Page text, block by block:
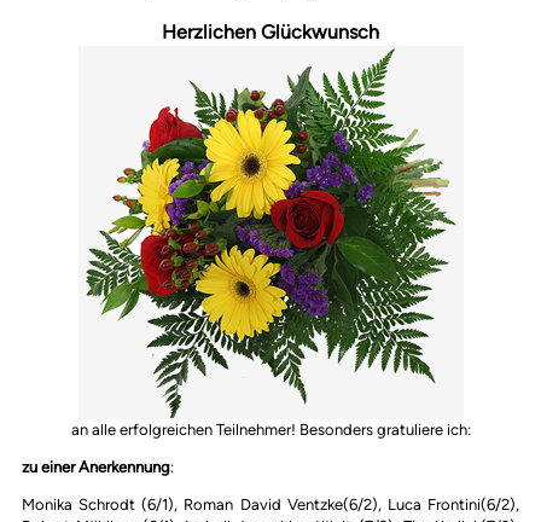
Herzlichen Glückwunsch
an alle erfolgreichen Teilnehmer! Besonders gratuliere ich:
zu einer Anerkennung:
Monika Schrodt (6/1), Roman David Ventzke(6/2), Luca Frontini(6/2),